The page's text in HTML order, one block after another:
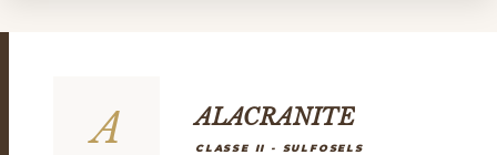
A ALACRANITE
CLASSE II - SULFOSELS